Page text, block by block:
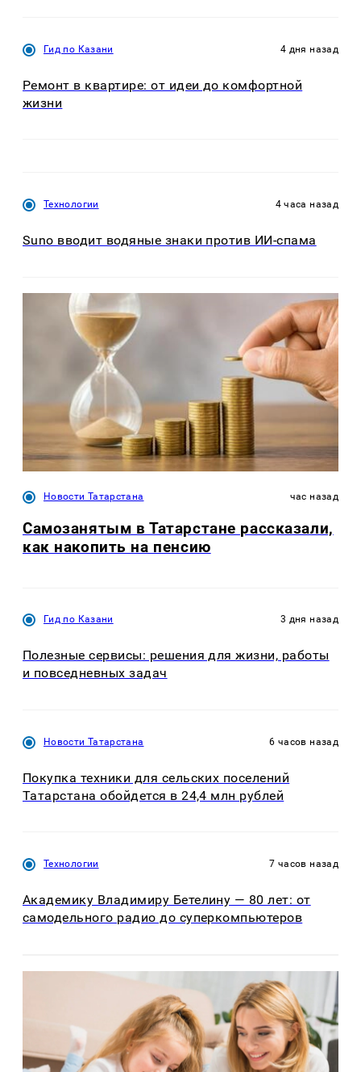
Гид по Казани 4 дня назад
Ремонт в квартире: от идеи до комфортной
жизни
Технологии 4 часа назад
Suno вводит водяные знаки против ИИ-спама
Новости Татарстана час назад
Самозанятым в Татарстане рассказали,
как накопить на пенсию
Гид по Казани 3 дня назад
Полезные сервисы: решения для жизни, работы
и повседневных задач
Новости Татарстана 6 часов назад
Покупка техники для сельских поселений
Татарстана обойдется в 24,4 млн рублей
Технологии 7 часов назад
Академику Владимиру Бетелину — 80 лет: от
самодельного радио до суперкомпьютеров